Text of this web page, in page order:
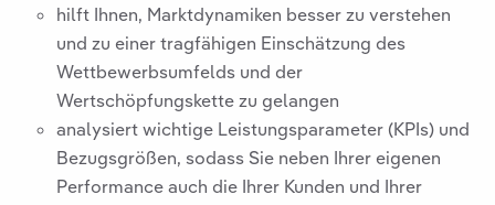
hilft Ihnen, Marktdynamiken besser zu verstehen
und zu einer tragfähigen Einschätzung des
Wettbewerbsumfelds und der
Wertschöpfungskette zu gelangen
analysiert wichtige Leistungsparameter (KPIs) und
Bezugsgrößen, sodass Sie neben Ihrer eigenen
Performance auch die Ihrer Kunden und Ihrer